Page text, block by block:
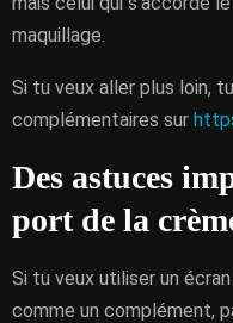
maquillage.
Si tu veux aller plus loin,
complémentaires sur
Des astuces
port de la
Si tu veux utiliser un
comme un complément,